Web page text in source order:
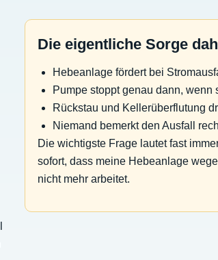
Die eigentliche Sorge
Hebeanlage fördert bei
Pumpe stoppt genau dann, wenn
Rückstau und Kellerüberflutung
Niemand bemerkt den Ausfall
Die wichtigste Frage lautet fast
sofort, dass meine Hebeanlage
nicht mehr arbeitet.